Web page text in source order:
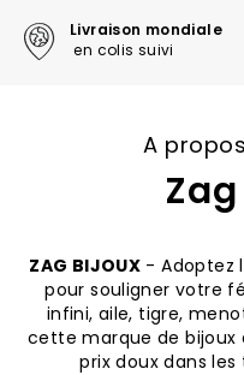
Livraison mondiale
en colis suivi
A
ZAG BIJOUX - Adoptez
pour souligner votre
infini, aile, tigre,
cette marque de
prix doux dans